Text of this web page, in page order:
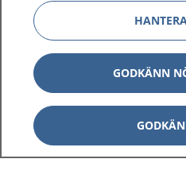
Behandling av personuppgifter
Hantering av kakor
Inställningar för kakor
GODKÄNN